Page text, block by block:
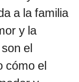
a la familia
y la
el
cómo el